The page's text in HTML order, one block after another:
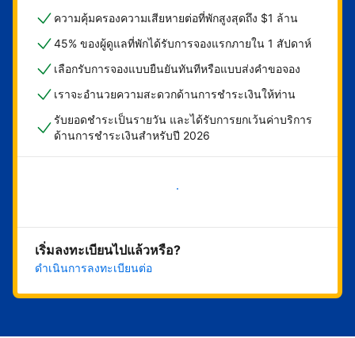
ความคุ้มครองความเสียหายต่อที่พักสูงสุดถึง $1 ล้าน
45% ของผู้ดูแลที่พักได้รับการจองแรกภายใน 1 สัปดาห์
เลือกรับการจองแบบยืนยันทันทีหรือแบบส่งคำขอจอง
เราจะอำนวยความสะดวกด้านการชำระเงินให้ท่าน
รับยอดชำระเป็นรายวัน และได้รับการยกเว้นค่าบริการ
ด้านการชำระเงินสำหรับปี 2026
เริ่มดำเนินการเลย
เริ่มลงทะเบียนไปแล้วหรือ?
ดำเนินการลงทะเบียนต่อ